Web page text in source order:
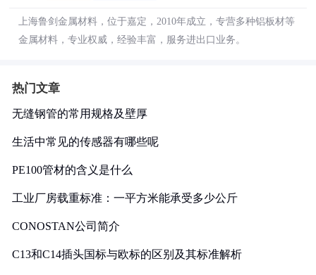
上海鲁剑金属材料，位于嘉定，2010年成立，专营多种铝板材等
金属材料，专业权威，经验丰富，服务进出口业务。
热门文章
无缝钢管的常用规格及壁厚
生活中常见的传感器有哪些呢
PE100管材的含义是什么
工业厂房载重标准：一平方米能承受多少公斤
CONOSTAN公司简介
C13和C14插头国标与欧标的区别及其标准解析